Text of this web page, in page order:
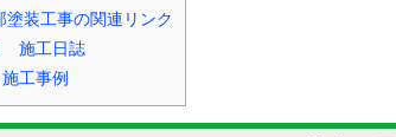
塗装工事の関連リンク
施工日誌
施工事例